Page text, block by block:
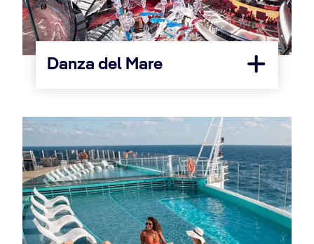
Danza del Mare